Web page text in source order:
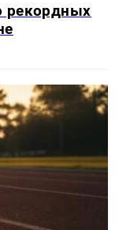
рекордных